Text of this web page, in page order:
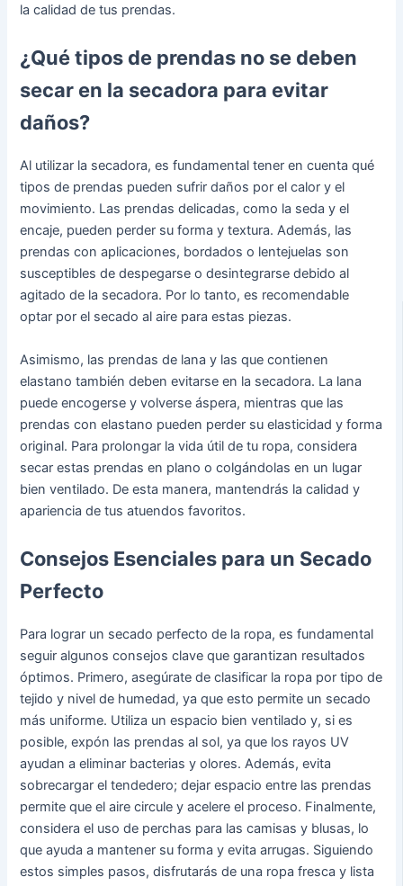
la calidad de tus prendas.
¿Qué tipos de prendas no se deben
secar en la secadora para evitar
daños?
Al utilizar la secadora, es fundamental tener en cuenta qué
tipos de prendas pueden sufrir daños por el calor y el
movimiento. Las prendas delicadas, como la seda y el
encaje, pueden perder su forma y textura. Además, las
prendas con aplicaciones, bordados o lentejuelas son
susceptibles de despegarse o desintegrarse debido al
agitado de la secadora. Por lo tanto, es recomendable
optar por el secado al aire para estas piezas.
Asimismo, las prendas de lana y las que contienen
elastano también deben evitarse en la secadora. La lana
puede encogerse y volverse áspera, mientras que las
prendas con elastano pueden perder su elasticidad y forma
original. Para prolongar la vida útil de tu ropa, considera
secar estas prendas en plano o colgándolas en un lugar
bien ventilado. De esta manera, mantendrás la calidad y
apariencia de tus atuendos favoritos.
Consejos Esenciales para un Secado
Perfecto
Para lograr un secado perfecto de la ropa, es fundamental
seguir algunos consejos clave que garantizan resultados
óptimos. Primero, asegúrate de clasificar la ropa por tipo de
tejido y nivel de humedad, ya que esto permite un secado
más uniforme. Utiliza un espacio bien ventilado y, si es
posible, expón las prendas al sol, ya que los rayos UV
ayudan a eliminar bacterias y olores. Además, evita
sobrecargar el tendedero; dejar espacio entre las prendas
permite que el aire circule y acelere el proceso. Finalmente,
considera el uso de perchas para las camisas y blusas, lo
que ayuda a mantener su forma y evita arrugas. Siguiendo
estos simples pasos, disfrutarás de una ropa fresca y lista